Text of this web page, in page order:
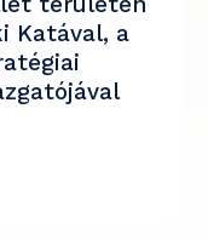
Katával, a